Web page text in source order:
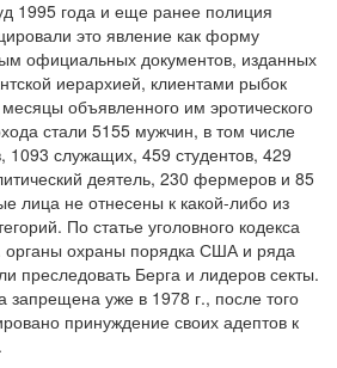
1995 года и еще ранее полиция
это явление как форму
официальных документов, изданных
иерархией, клиентами рыбок
объявленного им эротического
стали 5155 мужчин, в том числе
служащих, 459 студентов, 429
деятель, 230 фермеров и 85
лица не отнесены к какой-либо из
По статье уголовного кодекса
органы охраны порядка США и ряда
преследовать Берга и лидеров секты.
уже в 1978 г., после того
принуждение своих адептов к